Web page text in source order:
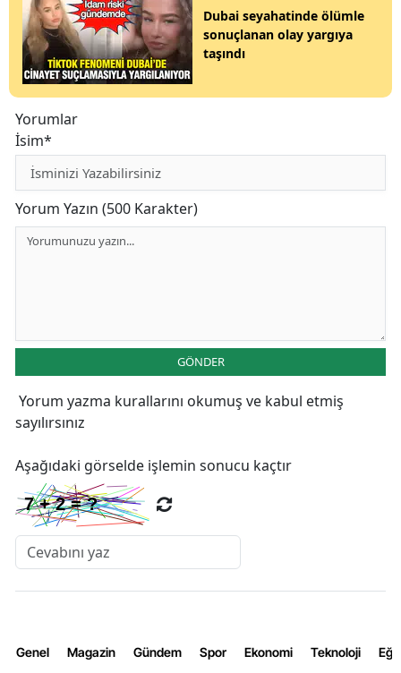
Dubai seyahatinde ölümle
sonuçlanan olay yargıya
taşındı
Yorumlar
İsim*
Yorum Yazın (500 Karakter)
GÖNDER
Yorum yazma kurallarını okumuş ve kabul etmiş
sayılırsınız
Aşağıdaki görselde işlemin sonucu kaçtır
Genel Magazin Gündem Spor Ekonomi Teknoloji